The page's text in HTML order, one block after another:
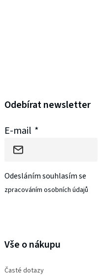
Odebírat newsletter
E-mail
Odesláním souhlasím se
zpracováním osobních údajů
Vše o nákupu
Časté dotazy